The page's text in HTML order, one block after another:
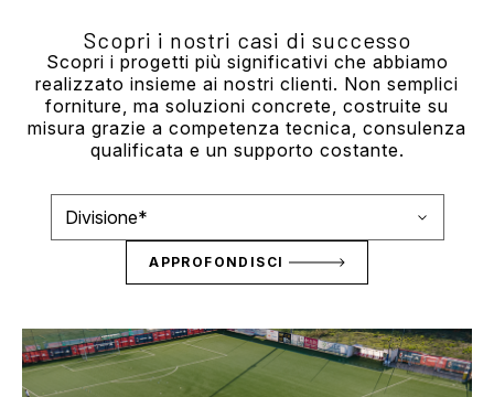
Scopri i nostri casi di successo
Scopri i progetti più significativi che abbiamo
realizzato insieme ai nostri clienti. Non semplici
forniture, ma soluzioni concrete, costruite su
misura grazie a competenza tecnica, consulenza
qualificata e un supporto costante.
APPROFONDISCI